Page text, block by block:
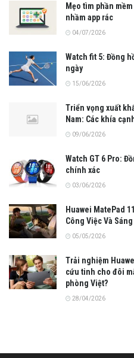
Mẹo tìm phần
nhầm app rác
04/07/2026
Watch fit 5: Đồng
ngày
15/06/2026
Triển vọng xuất
Nam: Các khía
09/06/2026
Watch GT 6 Pro:
chính xác
03/06/2026
Huawei MatePad
Công Việc Và
05/05/2026
Trải nghiệm
cứu tinh cho đôi
phòng Việt?
28/04/2026